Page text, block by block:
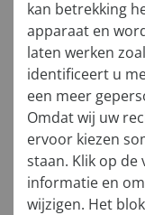
in een team te
nodig. En dat
volgers te
beoordelen!
Wat denkt u? Is
ervoor dat u
kan betrekking
apparaat en
laten werken
identificeert u
een meer
Omdat wij uw
ervoor kiezen
staan. Klik op
informatie en
wijzigen. Het